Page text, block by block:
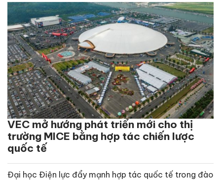
VEC mở hướng phát triển mới cho thị
trường MICE bằng hợp tác chiến lược
quốc tế
Đại học Điện lực đẩy mạnh hợp tác quốc tế trong đào